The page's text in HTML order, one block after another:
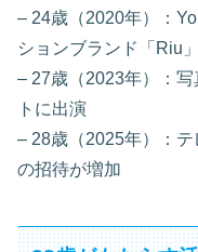
– 24歳（2020年）：
ションブランド「Riu
– 27歳（2023年）：
トに出演
– 28歳（2025年）：
の招待が増加